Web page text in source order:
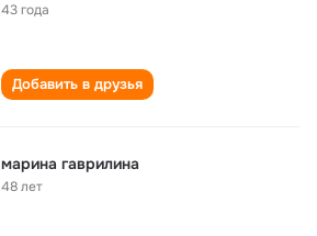
43 года
Добавить в друзья
марина гаврилина
48 лет